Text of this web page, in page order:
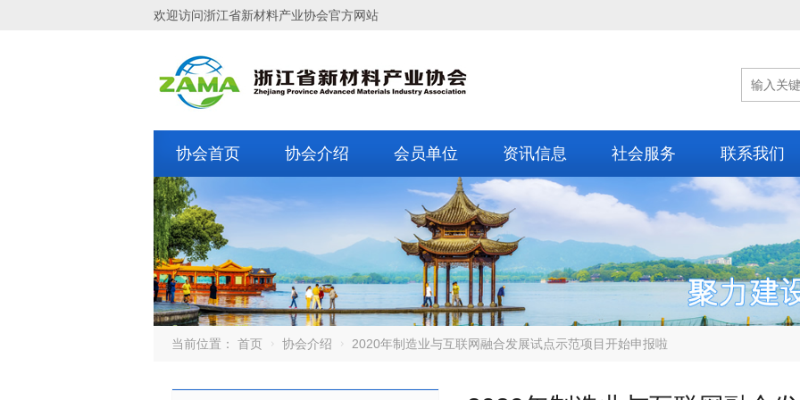
欢迎访问浙江省新材料产业协会官方网站
协会首页 协会介绍 会员单位 资讯信息 社会服务 联系我们
当前位置： 首页 协会介绍 2020年制造业与互联网融合发展试点示范项目开始申报啦